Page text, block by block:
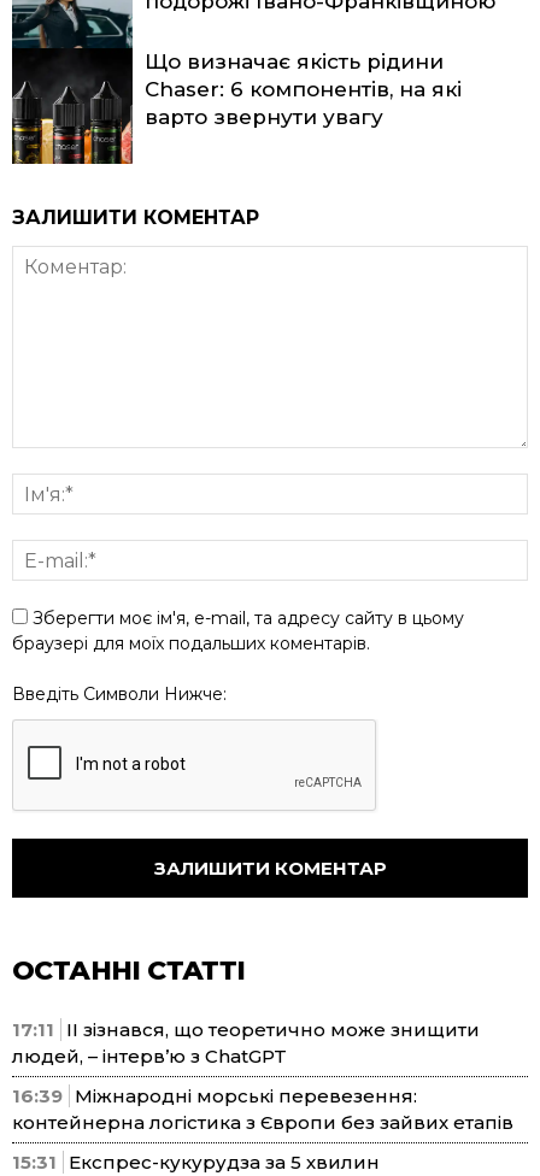
Що визначає якість рідини
Chaser: 6 компонентів, на які
варто звернути увагу
ЗАЛИШИТИ КОМЕНТАР
Зберегти моє ім'я, e-mail, та адресу сайту в цьому
браузері для моїх подальших коментарів.
Введіть Символи Нижче:
ОСТАННІ СТАТТІ
17:11
ІІ зізнався, що теоретично може знищити
людей, – інтерв’ю з ChatGPT
16:39 Міжнародні морські перевезення:
контейнерна логістика з Європи без зайвих етапів
15:31
Експрес-кукурудза за 5 хвилин